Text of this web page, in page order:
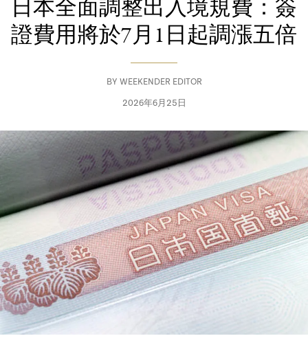
日本全面調整出入境規費：簽
證費用將於7月1日起調漲五倍
BY WEEKENDER EDITOR
2026年6月25日